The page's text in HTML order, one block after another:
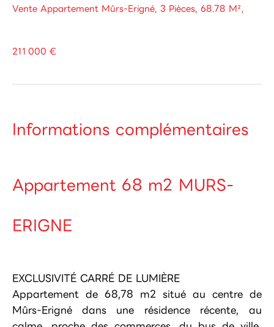
Vente Appartement Mûrs-Erigné, 3 Pièces, 68.78 M²,
211 000 €
Informations complémentaires
Appartement 68 m2 MURS-
ERIGNE
EXCLUSIVITÉ CARRÉ DE LUMIÈRE
Appartement de 68,78 m2 situé au centre de
Mûrs-Erigné dans une résidence récente, au